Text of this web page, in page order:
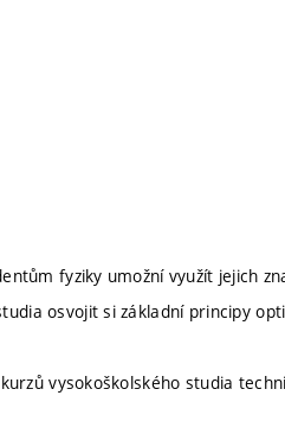
fyziky umožní využít jejich
osvojit si základní principy
vysokoškolského studia